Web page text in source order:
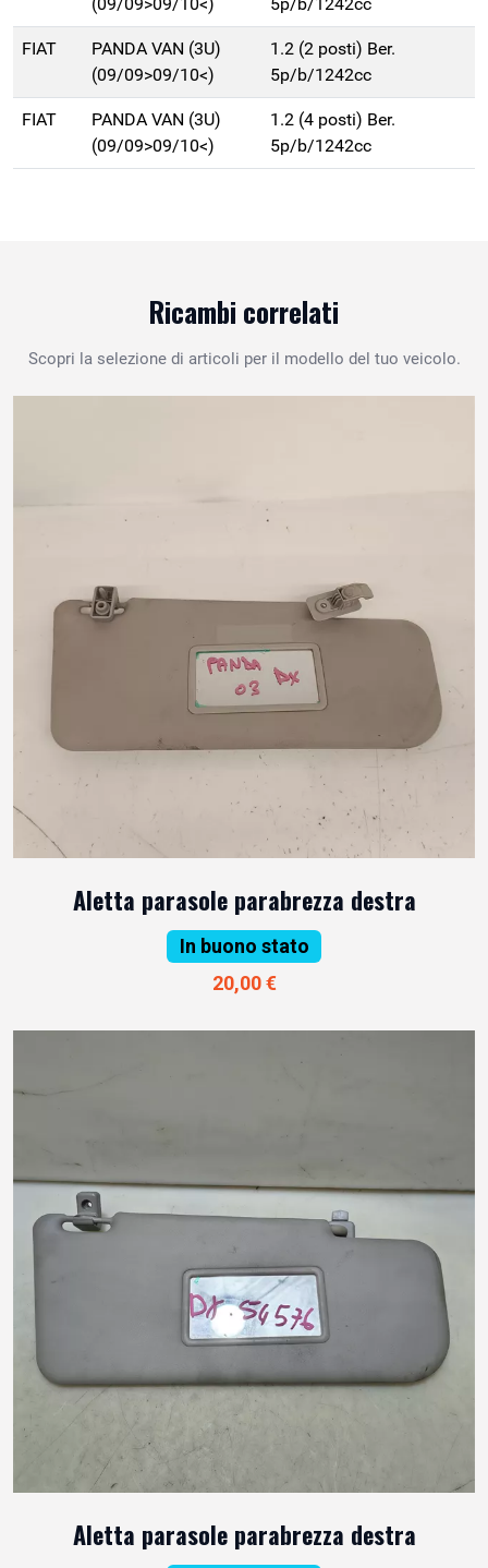
FIAT
PANDA VAN (3U)
(09/09>09/10<)
1.2 (2 posti) Ber.
5p/b/1242cc
FIAT
PANDA VAN (3U)
(09/09>09/10<)
1.2 (4 posti) Ber.
5p/b/1242cc
Ricambi correlati
Scopri la selezione di articoli per il modello del tuo veicolo.
Aletta parasole parabrezza destra
In buono stato
20,00 €
Aletta parasole parabrezza destra